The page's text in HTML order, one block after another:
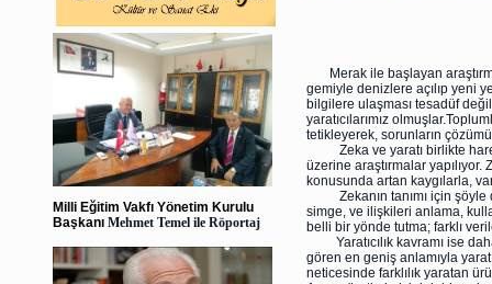
Milli Eğitim Vakfı Yönetim Kurulu
Başkanı Mehmet Temel ile Röportaj
Merak ile başlayan
gemiyle denizlere açılıp yeni
bilgilere ulaşması tesadüf
yaratıcılarımız
tetikleyerek, sorunların
Zeka ve yaratı birlikte
üzerine araştırmalar
konusunda artan kaygılarla,
Zekanın tanımı için şöyle
simge, ve ilişkileri anlama,
belli bir yönde tutma; farklı
Yaratıcılık kavramı ise
gören en geniş anlamıyla
neticesinde farklılık yaratan